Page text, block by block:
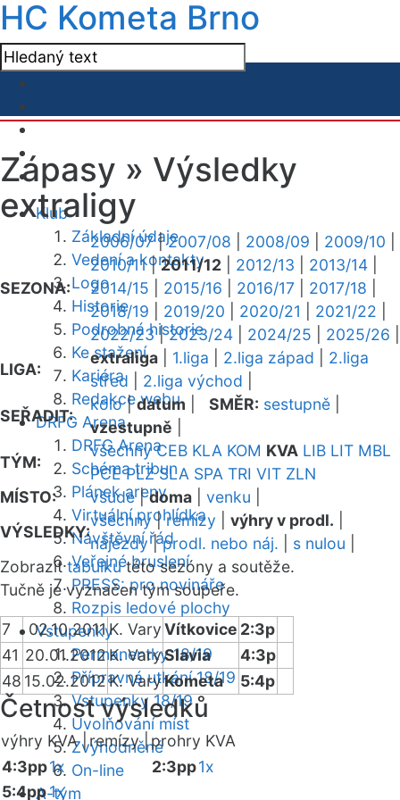
HC Kometa Brno
Klub
Základní údaje
Vedení a kontakty
Logo
Historie
Podrobná historie
Ke stažení
Kariéra
Redakce webu
DRFG Arena
DRFG Arena
Schéma tribun
Plánek areny
Virtuální prohlídka
Návštěvní řád
Veřejné bruslení
PRESS: pro novináře
Rozpis ledové plochy
Vstupenky
Permanentky 18/19
Přípravná utkání 18/19
Vstupenky 18/19
Uvolňování míst
Zvýhodněné
On-line
A-tým
Zápasy » Výsledky
extraligy
SEZONA:
2006/07|2007/08 2008/09 2009/10
2010/11|2011/12 2012/13 2013/14
2014/15
2015/16 2016/17 2017/18
2018/19
2019/20 2020/21 2021/22
2022/23|2023/24 2024/25 2025/26
LIGA:
extraliga 1.liga 2.liga západ
2.liga
střed
2.liga východ
SEŘADIT:
kolo|datum SMĚR: sestupně
vzestupně
TÝM:
všechny CEB KLA KOM KVA LIB LIT MBL
PCE PLZ SLA SPA TRI VIT ZLN
MÍSTO:
všude|doma venku
VÝSLEDKY:
všechny|remízy výhry v prodl.
nájezdy|prodl. nebo náj. s nulou
Zobrazittabulkutéto sezóny a soutěže.
Tučně je vyznačen tým soupeře.
7 02.10.2011K. VaryVítkovice 2:3p
41 20.01.2012K. VarySlavia
4:3p
48 15.02.2012K. VaryKometa 5:4p
Četnost výsledků
výhry KVA | remízy |prohry KVA
4:3pp1x
5:4pp1x
2:3pp1x